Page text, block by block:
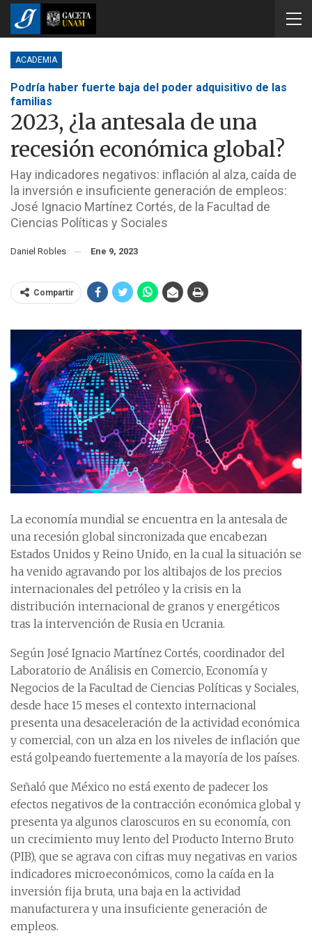
ACADEMIA
Podría haber fuerte baja del poder adquisitivo de las
familias
2023, ¿la antesala de una
recesión económica global?
Hay indicadores negativos: inflación al alza, caída de
la inversión e insuficiente generación de empleos:
José Ignacio Martínez Cortés, de la Facultad de
Ciencias Políticas y Sociales
Daniel Robles Ene 9, 2023
Compartir
La economía mundial se encuentra en la antesala de
una recesión global sincronizada que encabezan
Estados Unidos y Reino Unido, en la cual la situación se
ha venido agravando por los altibajos de los precios
internacionales del petróleo y la crisis en la
distribución internacional de granos y energéticos
tras la intervención de Rusia en Ucrania.
Según José Ignacio Martínez Cortés, coordinador del
Laboratorio de Análisis en Comercio, Economía y
Negocios de la Facultad de Ciencias Políticas y Sociales,
desde hace 15 meses el contexto internacional
presenta una desaceleración de la actividad económica
y comercial, con un alza en los niveles de inflación que
está golpeando fuertemente a la mayoría de los países.
Señaló que México no está exento de padecer los
efectos negativos de la contracción económica global y
presenta ya algunos claroscuros en su economía, con
un crecimiento muy lento del Producto Interno Bruto
(PIB), que se agrava con cifras muy negativas en varios
indicadores microeconómicos, como la caída en la
inversión fija bruta, una baja en la actividad
manufacturera y una insuficiente generación de
empleos.